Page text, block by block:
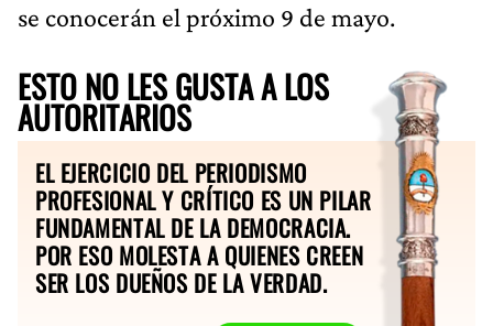
se conocerán el próximo 9 de mayo.
ESTO NO LES GUSTA A LOS
AUTORITARIOS
EL EJERCICIO DEL PERIODISMO
PROFESIONAL Y CRÍTICO ES UN PILAR
FUNDAMENTAL DE LA DEMOCRACIA.
POR ESO MOLESTA A QUIENES CREEN
SER LOS DUEÑOS DE LA VERDAD.